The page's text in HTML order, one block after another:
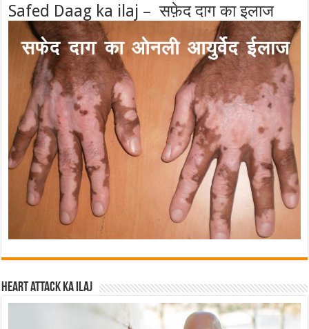
Safed Daag ka ilaj – सफ़ेद दाग का इलाज
Heart attack ka ilaj